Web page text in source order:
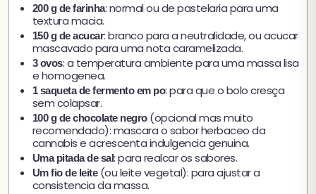
200 g de farinha: normal ou de pastelaria para uma
textura macia.
150 g de acucar: branco para a neutralidade, ou acucar
mascavado para uma nota caramelizada.
3 ovos: a temperatura ambiente para uma massa lisa
e homogenea.
1 saqueta de fermento em po: para que o bolo cresça
sem colapsar.
100 g de chocolate negro(opcional mas muito
recomendado): mascara o sabor herbaceo da
cannabis e acrescenta indulgencia genuina.
Uma pitada de sal: para realcar os sabores.
Um fio de leite(ou leite vegetal): para ajustar a
consistencia da massa.